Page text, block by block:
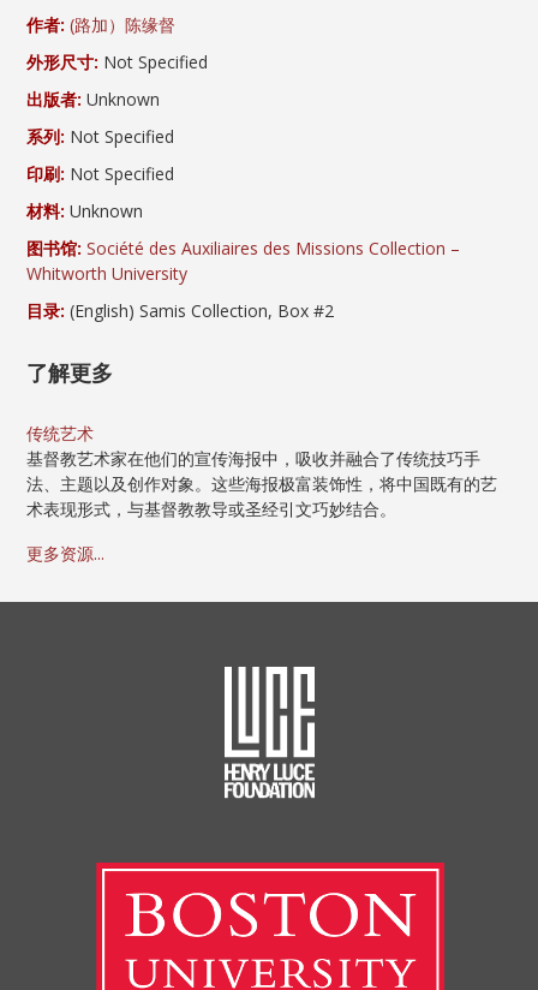
作者: (路加）陈缘督
外形尺寸: Not Specified
出版者: Unknown
系列: Not Specified
印刷: Not Specified
材料: Unknown
图书馆: Société des Auxiliaires des Missions Collection –
Whitworth University
目录: (English) Samis Collection, Box #2
了解更多
传统艺术
基督教艺术家在他们的宣传海报中，吸收并融合了传统技巧手
法、主题以及创作对象。这些海报极富装饰性，将中国既有的艺
术表现形式，与基督教教导或圣经引文巧妙结合。
更多资源...